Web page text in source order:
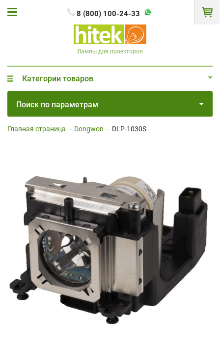
8 (800) 100-24-33
Лампы для проекторов
Категории товаров
Поиск по параметрам
Главная страница - Dongwon - DLP-1030S